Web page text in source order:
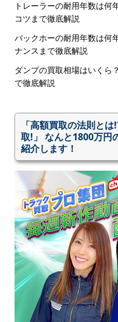
トレーラーの耐用年数は何
コツまで徹底解説
バックホーの耐用年数は何
ナンスまで徹底解説
ダンプの買取相場はいくら
で徹底解説
「高額買取の法則と
取!」 なんと1800万円
紹介します！